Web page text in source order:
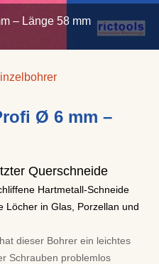
– Länge 58 mm
Ø 6 mm –
Querschneide
Hartmetall-Schneide
Löcher in Glas, Porzellan und
dieser Bohrer ein leichtes
Schrauben problemlos